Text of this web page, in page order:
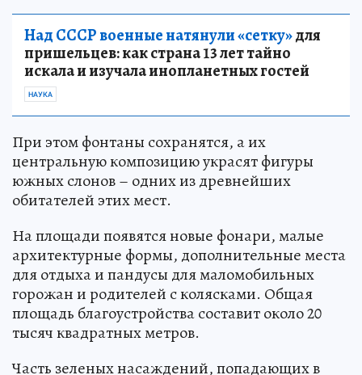
Над СССР военные натянули «сетку»для
пришельцев: как страна 13 лет тайно
искала и изучала инопланетных гостей
НАУКА
При этом фонтаны сохранятся, а их
центральную композицию украсят фигуры
южных слонов – одних из древнейших
обитателей этих мест.
На площади появятся новые фонари, малые
архитектурные формы, дополнительные места
для отдыха и пандусы для маломобильных
горожан и родителей с колясками. Общая
площадь благоустройства составит около 20
тысяч квадратных метров.
Часть зеленых насаждений, попадающих в